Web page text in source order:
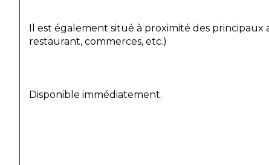
Il est également situé à proximité des principaux
restaurant, commerces, etc.)
Disponible immédiatement.